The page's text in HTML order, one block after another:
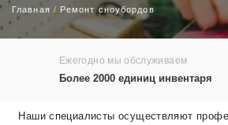
Главная / Ремонт сноубордов
Ежегодно мы обслуживаем
Более 2000 единиц инвентаря
Наши специалисты осуществляют